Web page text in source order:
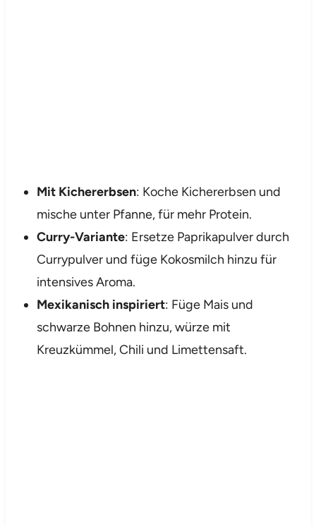
Mit Kichererbsen: Koche Kichererbsen und
mische unter Pfanne, für mehr Protein.
Curry-Variante: Ersetze Paprikapulver durch
Currypulver und füge Kokosmilch hinzu für
intensives Aroma.
Mexikanisch inspiriert: Füge Mais und
schwarze Bohnen hinzu, würze mit
Kreuzkümmel, Chili und Limettensaft.